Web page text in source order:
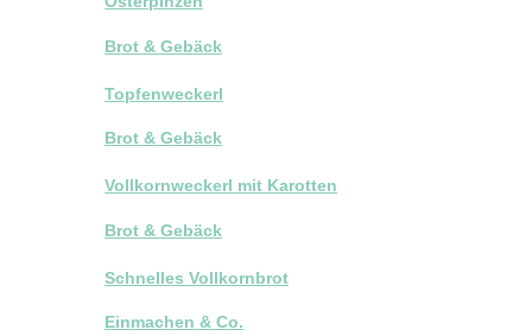
Brot & Gebäck
Topfenweckerl
Brot & Gebäck
Vollkornweckerl mit Karotten
Brot & Gebäck
Schnelles Vollkornbrot
Einmachen & Co.